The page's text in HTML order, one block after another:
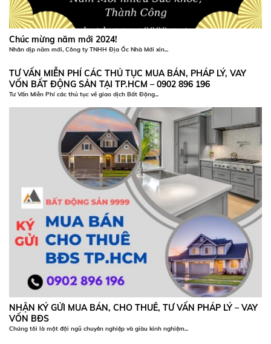
Chúc mừng năm mới 2024!
Nhân dịp năm mới, Công ty TNHH Địa Ốc Nhà Mới xin...
TƯ VẤN MIỄN PHÍ CÁC THỦ TỤC MUA BÁN, PHÁP LÝ, VAY
VỐN BẤT ĐỘNG SẢN TẠI TP.HCM – 0902 896 196
Tư Vấn Miễn Phí các thủ tục về giao dịch Bất Động...
NHẬN KÝ GỬI MUA BÁN, CHO THUÊ, TƯ VẤN PHÁP LÝ – VAY
VỐN BĐS
Chúng tôi là một đội ngũ chuyên nghiệp và giàu kinh nghiệm...